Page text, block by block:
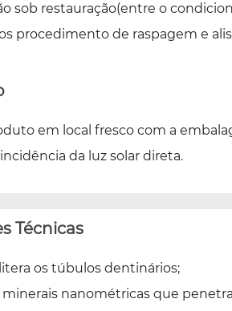
sob restauração(entre o
procedimento de raspagem e
em local fresco com a
da luz solar direta.
Técnicas
os túbulos dentinários;
minerais nanométricas que